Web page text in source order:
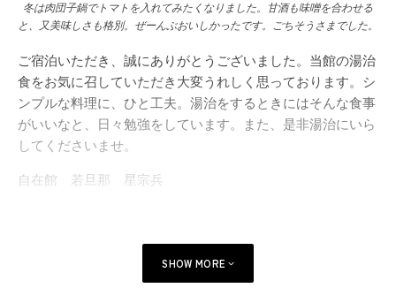
冬は肉団子鍋でトマトを入れてみたくなりました。甘酒も味噌を合わせる
と、又美味しさも格別。ぜーんぶおいしかったです。ごちそうさまでした。
ご宿泊いただき、誠にありがとうございました。当館の湯治
食をお気に召していただき大変うれしく思っております。シ
ンプルな料理に、ひと工夫。湯治をするときにはそんな食事
がいいなと、日々勉強をしています。また、是非湯治にいら
してくださいませ。
自在館 若旦那 星宗兵
SHOW MORE